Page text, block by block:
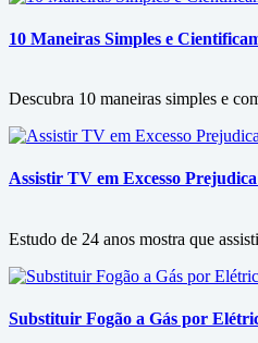
10 Maneiras Simples e
Descubra 10 maneiras simples e
Assistir TV em Excesso
Estudo de 24 anos mostra que
Substituir Fogão a Gás por